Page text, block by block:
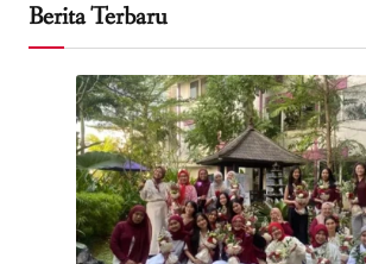
Berita Terbaru